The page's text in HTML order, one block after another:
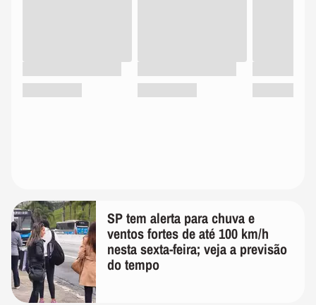
SP tem alerta para chuva e
ventos fortes de até 100 km/h
nesta sexta-feira; veja a previsão
do tempo